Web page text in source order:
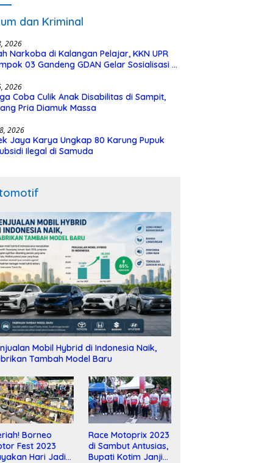
dan Kriminal
2026
Narkoba di Kalangan Pelajar, KKN UPR
03 Gandeng GDAN Gelar Sosialisasi di
2026
Coba Culik Anak Disabilitas di Sampit,
Pria Diamuk Massa
2026
Jaya Karya Ungkap 80 Karung Pupuk
Ilegal di Samuda
Mobil Hybrid di Indonesia Naik,
Tambah Model Baru
Borneo
Fest 2023
Hari Jadi
Race Motoprix 2023
di Sambut Antusias,
Bupati Kotim Janji